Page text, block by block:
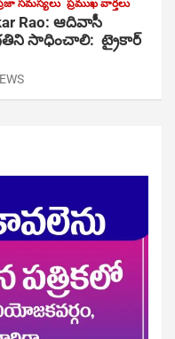
సమస్యలు ప్రముఖ వార్తలు
Rao: ఆదివాసీ
సాధించాలి: ట్రైకార్